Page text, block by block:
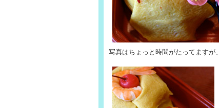
写真はちょっと時間がたってますが